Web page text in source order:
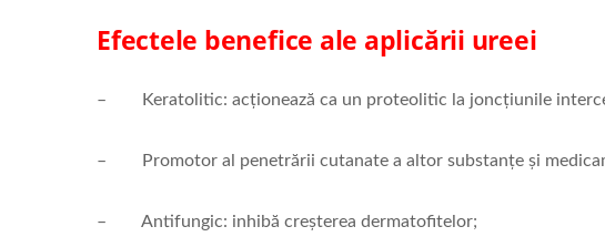
Efectele benefice ale aplicării ureei
– Keratolitic: acționează ca un proteolitic la joncțiunile
– Promotor al penetrării cutanate a altor substanțe și
– Antifungic: inhibă creșterea dermatofitelor;